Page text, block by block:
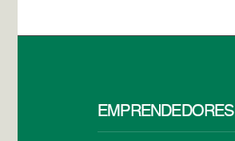
EMPRENDEDORES